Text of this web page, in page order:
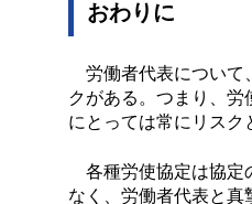
おわりに
労働者代表について
クがある。つまり、
にとっては常にリスク
各種労使協定は協定
なく、労働者代表と真